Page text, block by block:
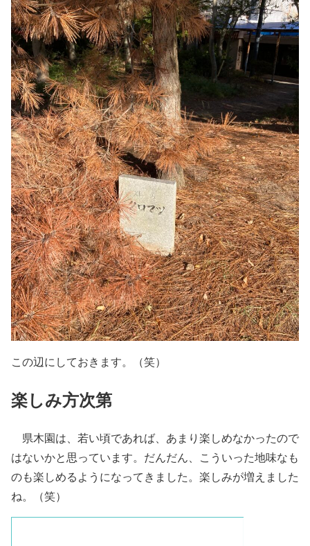
この辺にしておきます。（笑）
楽しみ方次第
県木園は、若い頃であれば、あまり楽しめなかったので
はないかと思っています。だんだん、こういった地味なも
のも楽しめるようになってきました。楽しみが増えました
ね。（笑）